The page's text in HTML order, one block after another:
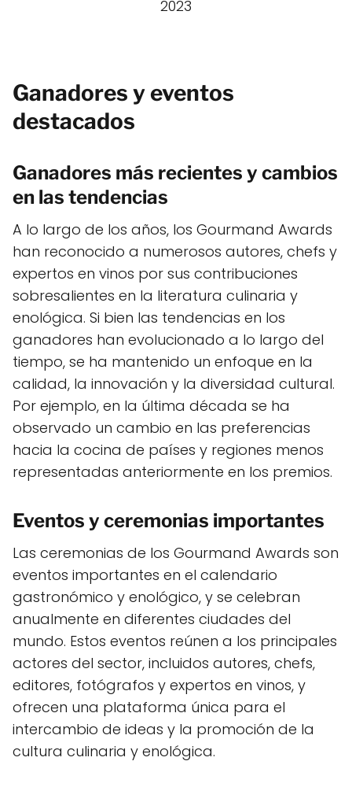
2023
Ganadores y eventos
destacados
Ganadores más recientes y cambios
en las tendencias
A lo largo de los años, los Gourmand Awards
han reconocido a numerosos autores, chefs y
expertos en vinos por sus contribuciones
sobresalientes en la literatura culinaria y
enológica. Si bien las tendencias en los
ganadores han evolucionado a lo largo del
tiempo, se ha mantenido un enfoque en la
calidad, la innovación y la diversidad cultural.
Por ejemplo, en la última década se ha
observado un cambio en las preferencias
hacia la cocina de países y regiones menos
representadas anteriormente en los premios.
Eventos y ceremonias importantes
Las ceremonias de los Gourmand Awards son
eventos importantes en el calendario
gastronómico y enológico, y se celebran
anualmente en diferentes ciudades del
mundo. Estos eventos reúnen a los principales
actores del sector, incluidos autores, chefs,
editores, fotógrafos y expertos en vinos, y
ofrecen una plataforma única para el
intercambio de ideas y la promoción de la
cultura culinaria y enológica.